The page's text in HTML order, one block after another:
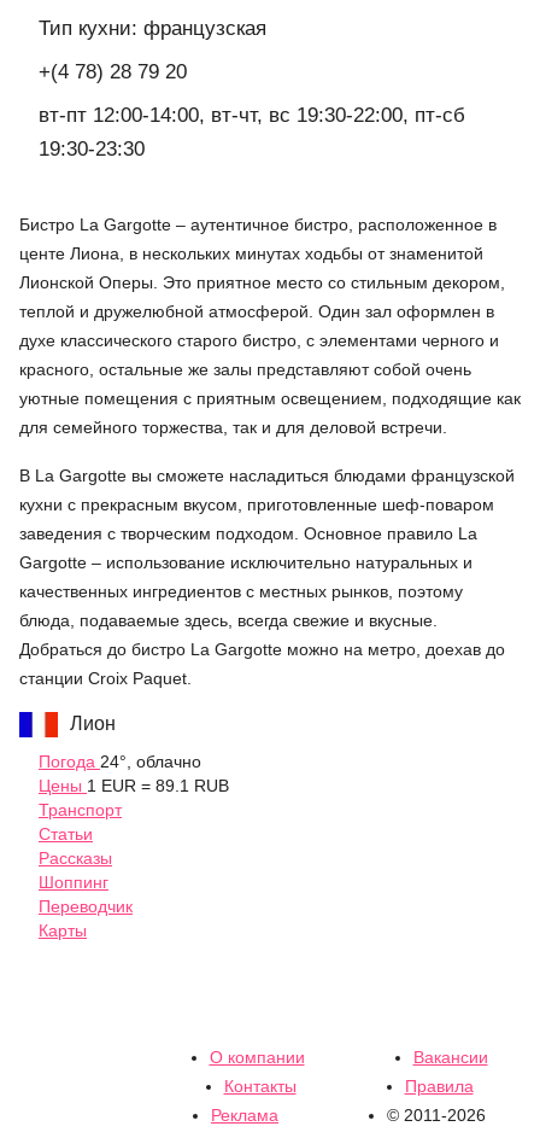
Тип кухни: французская
+(4 78) 28 79 20
вт-пт 12:00-14:00, вт-чт, вс 19:30-22:00, пт-сб
19:30-23:30
Бистро La Gargotte – аутентичное бистро, расположенное в
центе Лиона, в нескольких минутах ходьбы от знаменитой
Лионской Оперы. Это приятное место со стильным декором,
теплой и дружелюбной атмосферой. Один зал оформлен в
духе классического старого бистро, с элементами черного и
красного, остальные же залы представляют собой очень
уютные помещения с приятным освещением, подходящие как
для семейного торжества, так и для деловой встречи.
В La Gargotte вы сможете насладиться блюдами французской
кухни с прекрасным вкусом, приготовленные шеф-поваром
заведения с творческим подходом. Основное правило La
Gargotte – использование исключительно натуральных и
качественных ингредиентов с местных рынков, поэтому
блюда, подаваемые здесь, всегда свежие и вкусные.
Добраться до бистро La Gargotte можно на метро, доехав до
станции Croix Paquet.
Лион
Погода 24°, облачно
Цены 1 EUR = 89.1 RUB
Транспорт
Статьи
Рассказы
Шоппинг
Переводчик
Карты
О компании
Вакансии
Контакты
Правила
Реклама
© 2011-2026